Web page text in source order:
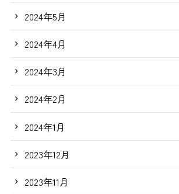
2024年5月
2024年4月
2024年3月
2024年2月
2024年1月
2023年12月
2023年11月